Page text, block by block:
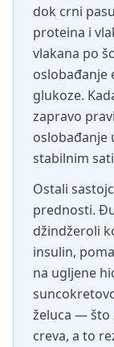
dok crni
proteina i
vlakana po
oslobađanje
glukoze.
zapravo
oslobađanje
stabilnim
Ostali
prednosti.
džindžeroli
insulin,
na ugljene
želuca — što
creva, a to